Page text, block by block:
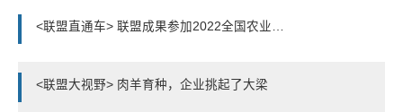
<联盟直通车> 联盟成果参加2022全国农业高新技术成果交易活动
<联盟大视野> 肉羊育种，企业挑起了大梁